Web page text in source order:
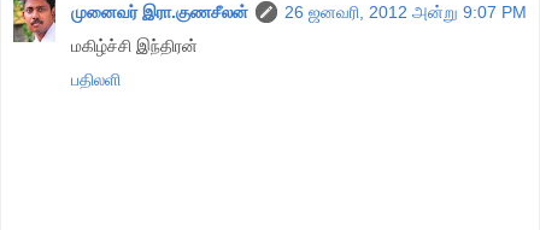
முனைவர் இரா.குணசீலன்
26 ஜனவரி, 2012 அன்று 9:07 PM
மகிழ்ச்சி இந்திரன்
பதிலளி